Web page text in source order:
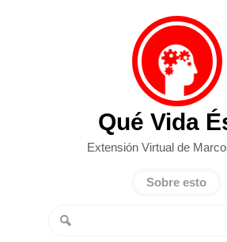
Qué Vida
Extensión Virtual de
Sobre esto